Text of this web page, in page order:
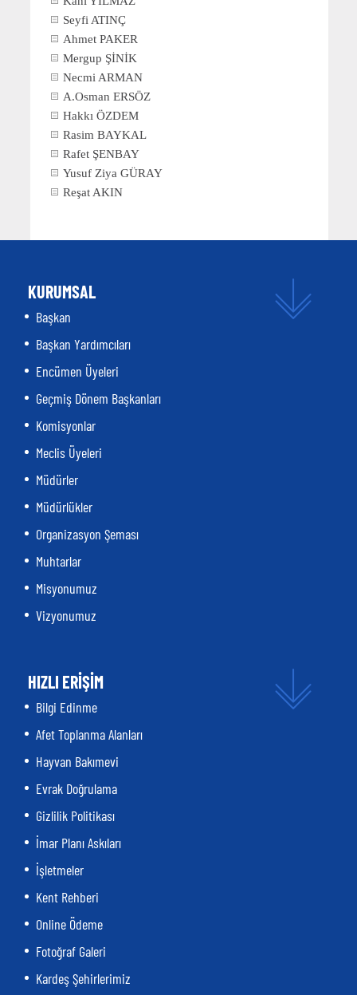
Seyfi ATINÇ
Ahmet PAKER
Mergup ŞİNİK
Necmi ARMAN
A.Osman ERSÖZ
Hakkı ÖZDEM
Rasim BAYKAL
Rafet ŞENBAY
Yusuf Ziya GÜRAY
Reşat AKIN
KURUMSAL
Başkan
Başkan Yardımcıları
Encümen Üyeleri
Geçmiş Dönem Başkanları
Komisyonlar
Meclis Üyeleri
Müdürler
Müdürlükler
Organizasyon Şeması
Muhtarlar
Misyonumuz
Vizyonumuz
HIZLI ERİŞİM
Bilgi Edinme
Afet Toplanma Alanları
Hayvan Bakımevi
Evrak Doğrulama
Gizlilik Politikası
İmar Planı Askıları
İşletmeler
Kent Rehberi
Online Ödeme
Fotoğraf Galeri
Kardeş Şehirlerimiz